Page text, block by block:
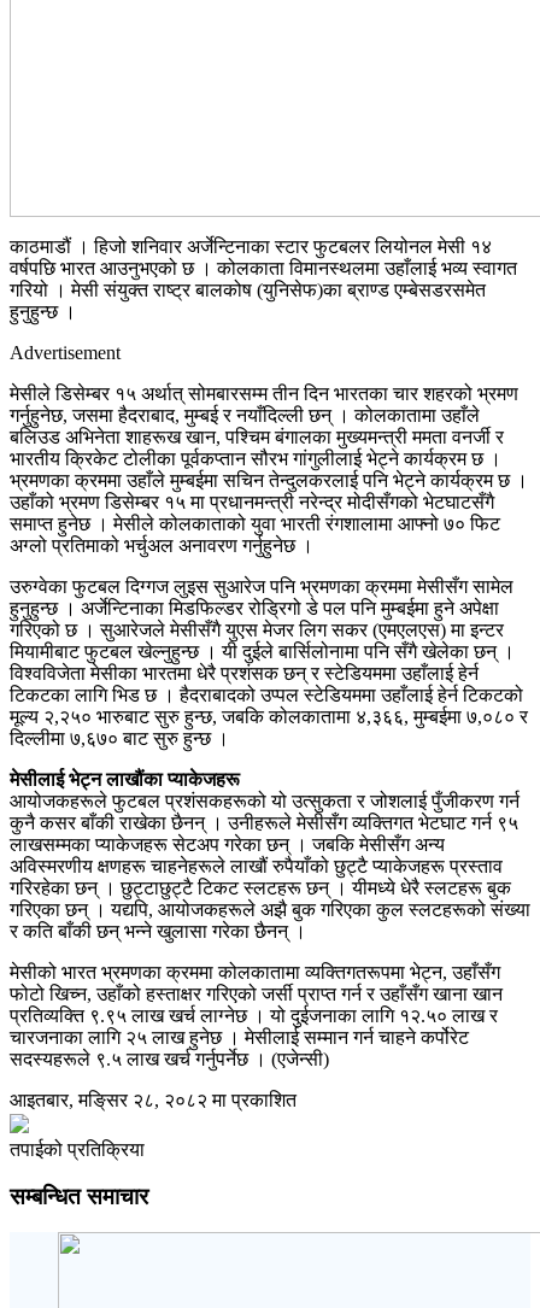
काठमाडौं । हिजो शनिवार अर्जेन्टिनाका स्टार फुटबलर लियोनल मेसी १४
वर्षपछि भारत आउनुभएको छ । कोलकाता विमानस्थलमा उहाँलाई भव्य स्वागत
गरियो । मेसी संयुक्त राष्ट्र बालकोष (युनिसेफ)का ब्राण्ड एम्बेसडरसमेत
हुनुहुन्छ ।
Advertisement
मेसीले डिसेम्बर १५ अर्थात् सोमबारसम्म तीन दिन भारतका चार शहरको भ्रमण
गर्नुहुनेछ, जसमा हैदराबाद, मुम्बई र नयाँदिल्ली छन् । कोलकातामा उहाँले
बलिउड अभिनेता शाहरूख खान, पश्चिम बंगालका मुख्यमन्त्री ममता वनर्जी र
भारतीय क्रिकेट टोलीका पूर्वकप्तान सौरभ गांगुलीलाई भेट्ने कार्यक्रम छ ।
भ्रमणका क्रममा उहाँले मुम्बईमा सचिन तेन्दुलकरलाई पनि भेट्ने कार्यक्रम छ ।
उहाँको भ्रमण डिसेम्बर १५ मा प्रधानमन्त्री नरेन्द्र मोदीसँगको भेटघाटसँगै
समाप्त हुनेछ । मेसीले कोलकाताको युवा भारती रंगशालामा आफ्नो ७० फिट
अग्लो प्रतिमाको भर्चुअल अनावरण गर्नुहुनेछ ।
उरुग्वेका फुटबल दिग्गज लुइस सुआरेज पनि भ्रमणका क्रममा मेसीसँग सामेल
हुनुहुन्छ । अर्जेन्टिनाका मिडफिल्डर रोड्रिगो डे पल पनि मुम्बईमा हुने अपेक्षा
गरिएको छ । सुआरेजले मेसीसँगै युएस मेजर लिग सकर (एमएलएस) मा इन्टर
मियामीबाट फुटबल खेल्नुहुन्छ । यी दुईले बार्सिलोनामा पनि सँगै खेलेका छन् ।
विश्वविजेता मेसीका भारतमा धेरै प्रशंसक छन् र स्टेडियममा उहाँलाई हेर्न
टिकटका लागि भिड छ । हैदराबादको उप्पल स्टेडियममा उहाँलाई हेर्न टिकटको
मूल्य २,२५० भारुबाट सुरु हुन्छ, जबकि कोलकातामा ४,३६६, मुम्बईमा ७,०८० र
दिल्लीमा ७,६७० बाट सुरु हुन्छ ।
मेसीलाई भेट्न लाखौंका प्याकेजहरू
आयोजकहरूले फुटबल प्रशंसकहरूको यो उत्सुकता र जोशलाई पुँजीकरण गर्न
कुनै कसर बाँकी राखेका छैनन् । उनीहरूले मेसीसँग व्यक्तिगत भेटघाट गर्न ९५
लाखसम्मका प्याकेजहरू सेटअप गरेका छन् । जबकि मेसीसँग अन्य
अविस्मरणीय क्षणहरू चाहनेहरूले लाखौं रुपैयाँको छुट्टै प्याकेजहरू प्रस्ताव
गरिरहेका छन् । छुट्टाछुट्टै टिकट स्लटहरू छन् । यीमध्ये धेरै स्लटहरू बुक
गरिएका छन् । यद्यपि, आयोजकहरूले अझै बुक गरिएका कुल स्लटहरूको संख्या
र कति बाँकी छन् भन्ने खुलासा गरेका छैनन् ।
मेसीको भारत भ्रमणका क्रममा कोलकातामा व्यक्तिगतरूपमा भेट्न, उहाँसँग
फोटो खिच्न, उहाँको हस्ताक्षर गरिएको जर्सी प्राप्त गर्न र उहाँसँग खाना खान
प्रतिव्यक्ति ९.९५ लाख खर्च लाग्नेछ । यो दुईजनाका लागि १२.५० लाख र
चारजनाका लागि २५ लाख हुनेछ । मेसीलाई सम्मान गर्न चाहने कर्पोरेट
सदस्यहरूले ९.५ लाख खर्च गर्नुपर्नेछ । (एजेन्सी)
आइतबार, मङि्सर २८, २०८२ मा प्रकाशित
तपाईको प्रतिक्रिया
सम्बन्धित समाचार